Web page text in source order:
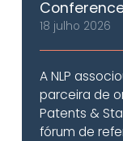
18 julho 2026
A NLP
parceira de
Patents &
fórum de